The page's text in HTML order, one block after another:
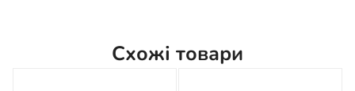
Схожі товари